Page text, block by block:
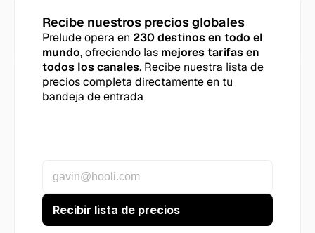
Recibe nuestros precios globales
Prelude opera en 230 destinos en todo el
mundo, ofreciendo las mejores tarifas en
todos los canales. Recibe nuestra lista de
precios completa directamente en tu
bandeja de entrada